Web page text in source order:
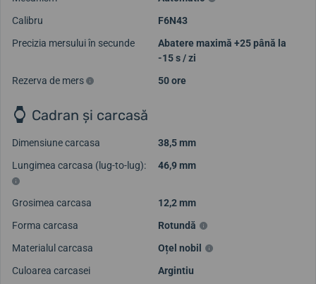
Încarcă mai multe videoclipuri
Calibru
F6N43
Precizia mersului în secunde
Abatere maximă +25 până la
-15 s / zi
Rezerva de mers
50 ore
Cadran și carcasă
Dimensiune carcasa
38,5 mm
Lungimea carcasa (lug-to-lug):
46,9 mm
Grosimea carcasa
12,2 mm
Forma carcasa
Rotundă
Materialul carcasa
Oțel nobil
Culoarea carcasei
Argintiu